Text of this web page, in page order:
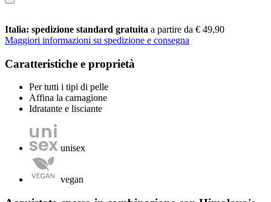
Italia: spedizione standard gratuita a partire da € 49,90
Maggiori informazioni su spedizione e consegna
Caratteristiche e proprietà
Per tutti i tipi di pelle
Affina la carnagione
Idratante e lisciante
unisex
vegan